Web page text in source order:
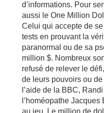
d’informations. Pour
aussi le One Million
Celui qui accepte de
tests en prouvant la
paranormal ou de sa
million $. Nombreux
refusé de relever le
de leurs pouvoirs ou
l’aide de la BBC,
l’homéopathe
au jeu. Le million de